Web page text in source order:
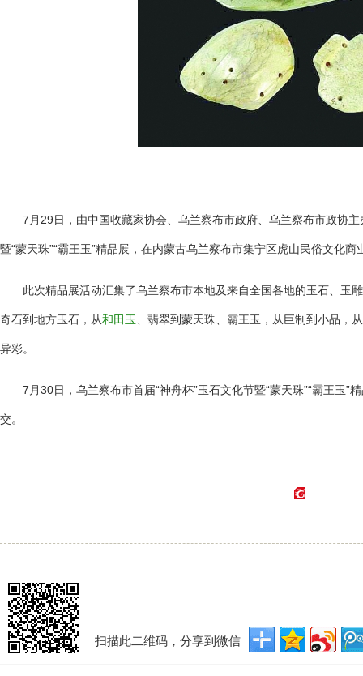
7月29日，由中国收藏家协会、乌兰察布市政府、乌兰察布市政协主
暨“蒙天珠”“霸王玉”精品展，在内蒙古乌兰察布市集宁区虎山民俗文化商
此次精品展活动汇集了乌兰察布市本地及来自全国各地的玉石、玉
奇石到地方玉石，从和田玉 、翡翠到蒙天珠、霸王玉，从巨制到小品，
异彩。
7月30日，乌兰察布市首届“神舟杯”玉石文化节暨“蒙天珠”“霸王玉”
交。
扫描此二维码，分享到微信